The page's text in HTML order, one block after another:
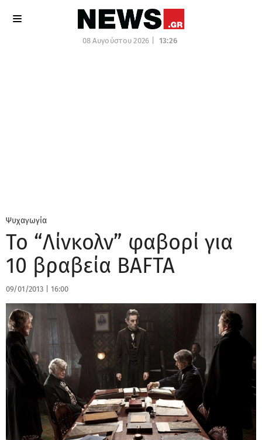
08 Αυγούστου 2026 | 13:26
Ψυχαγωγία
Το “Λίνκολν” φαβορί για
10 βραβεία BAFTA
09/01/2013 16:00